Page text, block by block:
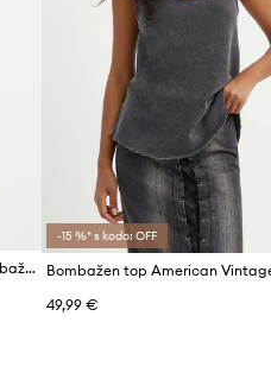
American Vintage top ženski bombažen
-15 %* s kodo: OFF
49,99 €